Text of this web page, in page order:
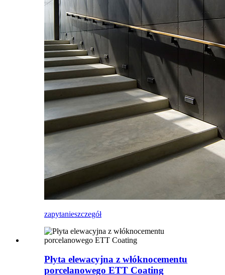
zapytanieszczegół
Płyta elewacyjna z włóknocementu
porcelanowego ETT Coating